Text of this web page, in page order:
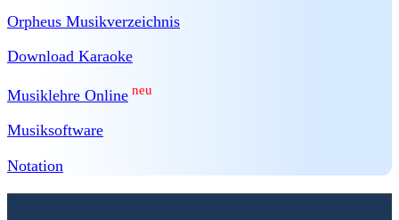
Orpheus Musikverzeichnis
Download Karaoke
Musiklehre Online neu
Musiksoftware
Notation